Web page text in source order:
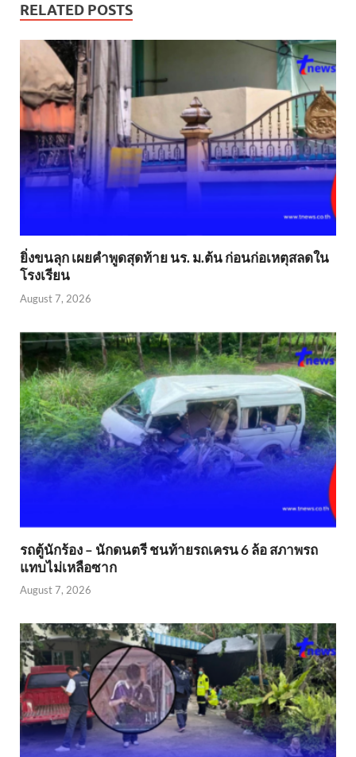
RELATED POSTS
ยิ่งขนลุก เผยคำพูดสุดท้าย นร. ม.ต้น ก่อนก่อเหตุสลดใน
โรงเรียน
August 7, 2026
รถตู้นักร้อง – นักดนตรี ชนท้ายรถเครน 6 ล้อ สภาพรถ
แทบไม่เหลือซาก
August 7, 2026